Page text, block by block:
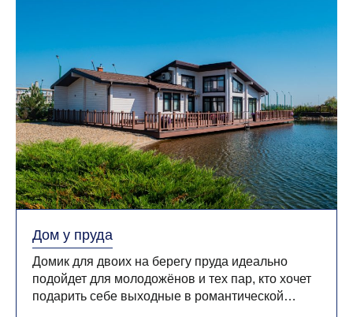
Дом у пруда
Домик для двоих на берегу пруда идеально
подойдет для молодожёнов и тех пар, кто хочет
подарить себе выходные в романтической